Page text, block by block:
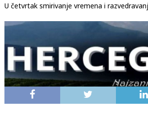
U četvrtak smirivanje vremena i